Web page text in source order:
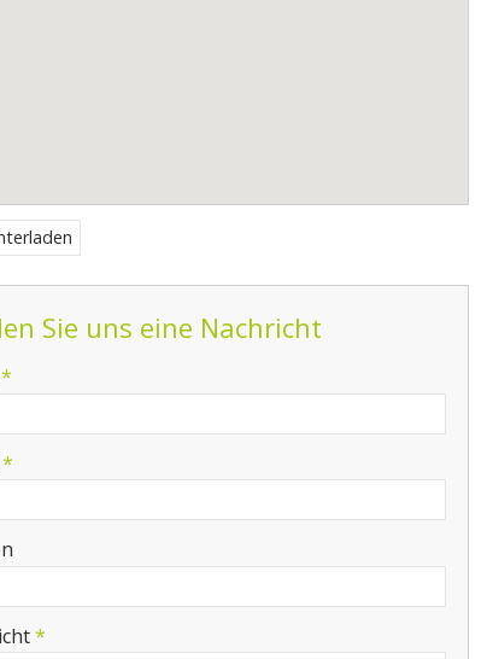
Sie uns eine Nachricht
*
*
*